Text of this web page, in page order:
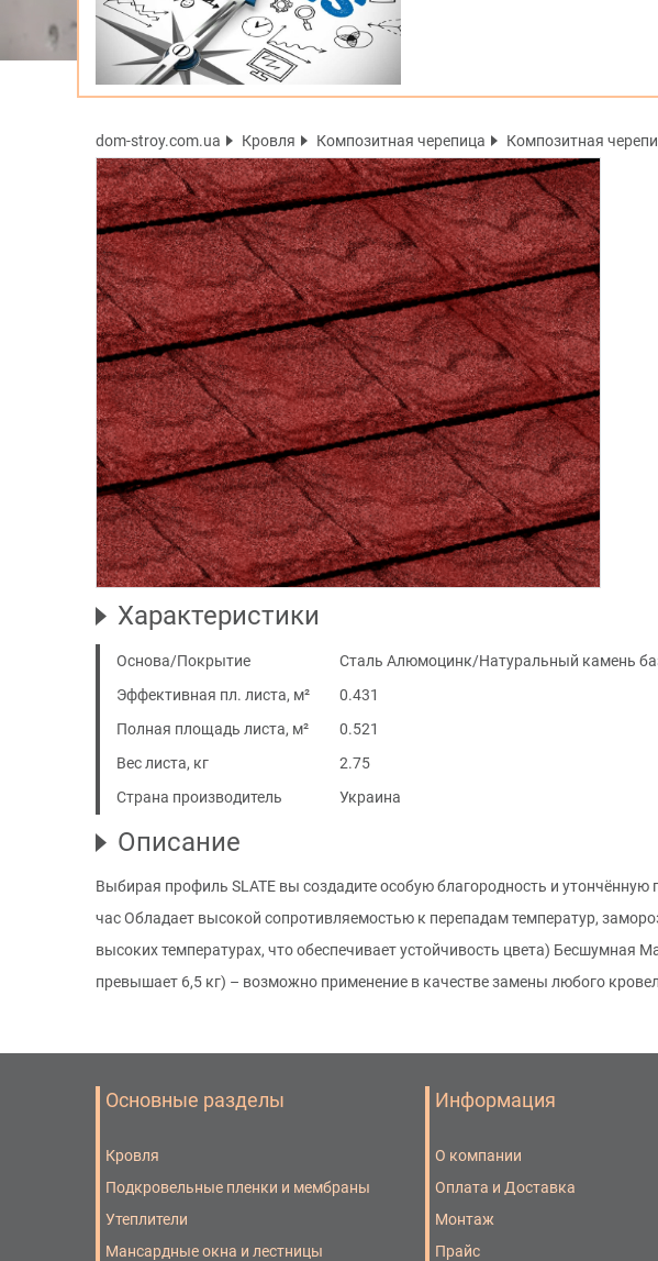
dom-stroy.com.ua Кровля Композитная черепица Композитная
Характеристики
Основа/Покрытие
Сталь Алюмоцинк/Натуральный камень
Эффективная пл. листа, м²
0.431
Полная площадь листа, м²
0.521
Вес листа, кг
2.75
Страна производитель
Украина
Описание
Выбирая профиль SLATE вы создадите особую благородность и
час Обладает высокой сопротивляемостью к перепадам температур,
высоких температурах, что обеспечивает устойчивость цвета) Бесшумная
превышает 6,5 кг) – возможно применение в качестве замены любого
Основные разделы
Кровля
Подкровельные пленки и мембраны
Утеплители
Мансардные окна и лестницы
Информация
О компании
Оплата и Доставка
Монтаж
Прайс